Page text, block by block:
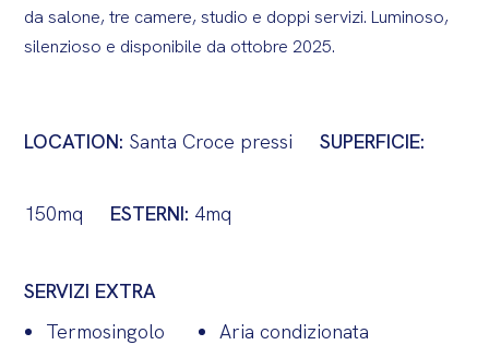
da salone, tre camere, studio e doppi servizi. Luminoso,
silenzioso e disponibile da ottobre 2025.
LOCATION: Santa Croce pressi SUPERFICIE:
150mq ESTERNI: 4mq
SERVIZI EXTRA
Termosingolo
Aria condizionata